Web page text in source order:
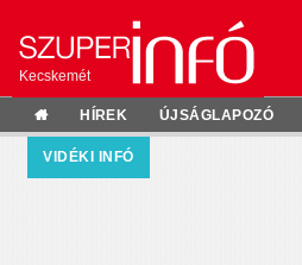
Kecskemét
HÍREK ÚJSÁGLAPOZÓ
VIDÉKI INFÓ